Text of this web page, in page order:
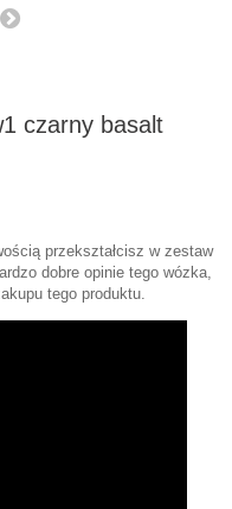
czarny basalt
przekształcisz w zestaw
dobre opinie tego wózka,
tego produktu.